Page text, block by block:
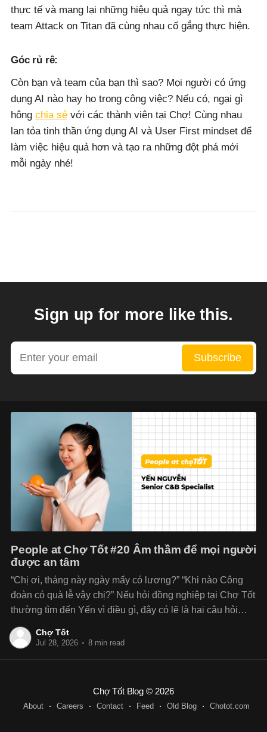
thực tế và mang lại những hiệu quả ngay tức thì mà
team Attack on Titan đã cùng nhau cố gắng thực hiện.
Góc rủ rê:
Còn bạn và team của bạn thì sao? Mọi người có ứng
dụng AI nào hay ho trong công việc? Nếu có, ngại gì
hông chia sẻvới các thành viên tại Chợ! Cùng nhau
lan tỏa tinh thần ứng dụng AI và User First mindset để
làm việc hiệu quả hơn và tạo ra những đột phá mới
mỗi ngày nhé!
Sign up for more like this.
Enter your email Subscribe
People at Chợ Tốt #20 Âm thầm để mọi người
được an tâm
“Chị ơi, tháng này ngày mấy có lương?” “Khi nào Công
đoàn có quà lễ vậy chị?” Nếu hỏi đồng nghiệp tại Chợ Tốt
thường tìm đến Yến vì điều gì, đây có lẽ là hai câu hỏi
quen thuộc nhất. Với vai trò Senior C&B Specialist và
Chợ Tốt
Jul 28, 2026 • 8 min read
Chợ Tốt Blog© 2026
About Careers Contact Feed Old Blog Chotot.com